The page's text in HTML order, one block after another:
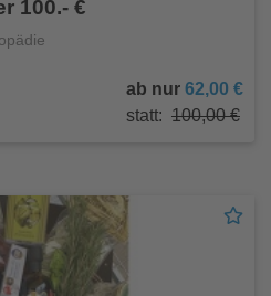
100.- €
ab nur 62,00 €
statt: 100,00 €